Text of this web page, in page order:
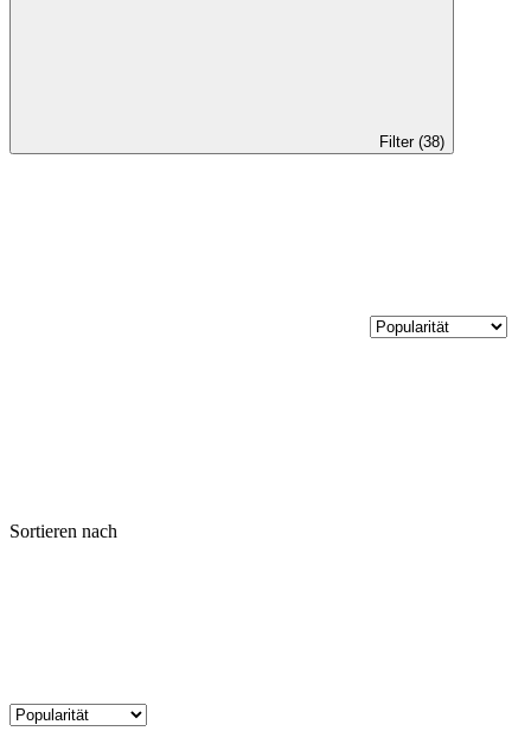
Filter (38)
Sortieren nach